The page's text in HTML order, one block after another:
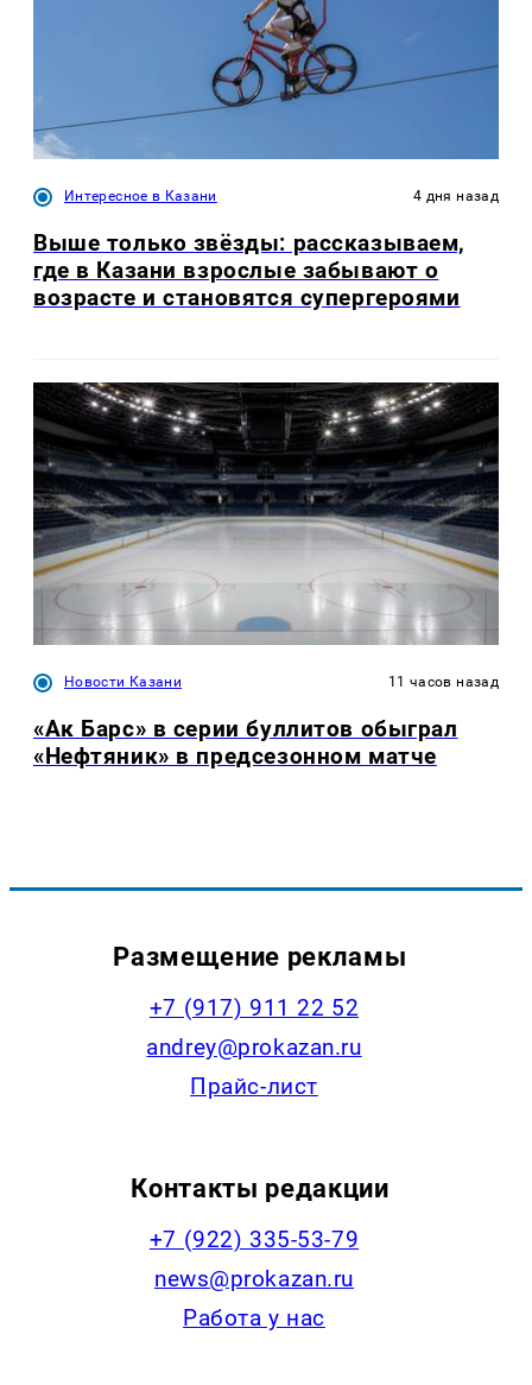
Интересное в Казани 4 дня назад
Выше только звёзды: рассказываем,
где в Казани взрослые забывают о
возрасте и становятся супергероями
Новости Казани 11 часов назад
«Ак Барс» в серии буллитов обыграл
«Нефтяник» в предсезонном матче
Размещение рекламы
+7 (917) 911 22 52
andrey@prokazan.ru
Прайс-лист
Контакты редакции
+7 (922) 335-53-79
news@prokazan.ru
Работа у нас